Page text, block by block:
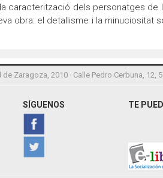
caracterització dels personatges
obra: el detallisme i la
Zaragoza, 2010 · Calle Pedro Cerbuna, 12,
SÍGUENOS TE